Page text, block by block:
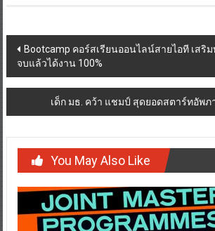
Post
navigation
Bootcamp คอร์สเรียนออนไลน์สายไอที เสริ
จบแล้วได้งาน 100%
เด็ก มธ. คว้า แชมป์ สุดยอดสตาร์ทอัพ
You May Also Like